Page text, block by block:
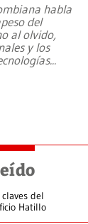
habla
del
al olvido,
y los
...
del
Hatillo